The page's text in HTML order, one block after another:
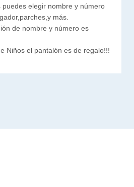
puedes elegir nombre y número
más.
de nombre y número es
Niños el pantalón es de regalo!!!